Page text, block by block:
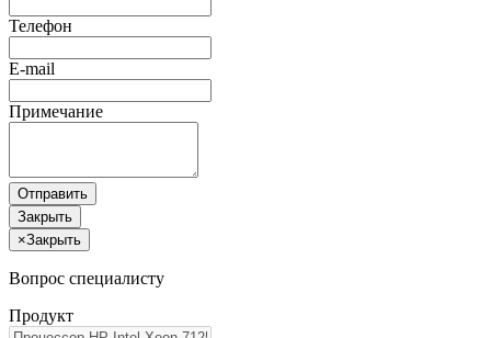
Телефон
E-mail
Примечание
Отправить
Закрыть
×Закрыть
Вопрос специалисту
Продукт